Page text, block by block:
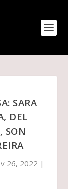
SARA
DEL
SON
26, 2022 |